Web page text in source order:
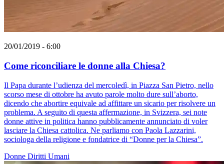
20/01/2019 - 6:00
Come riconciliare le donne alla Chiesa?
Il Papa durante l’udienza del mercoledì, in Piazza San Pietro, nello
scorso mese di ottobre ha avuto parole molto dure sull’aborto,
dicendo che abortire equivale ad affittare un sicario per risolvere un
problema. A seguito di questa affermazione, in Svizzera, sei note
donne attive in politica hanno pubblicamente annunciato di voler
lasciare la Chiesa cattolica. Ne parliamo con Paola Lazzarini,
sociologa della religione e fondatrice di “Donne per la Chiesa”.
Donne Diritti Umani